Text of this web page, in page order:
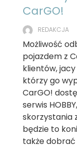
CarGO!
REDAKCJA
Możliwość
pojazdem z
klientów,
którzy go
CarGO!
serwis
skorzystania
będzie to
także